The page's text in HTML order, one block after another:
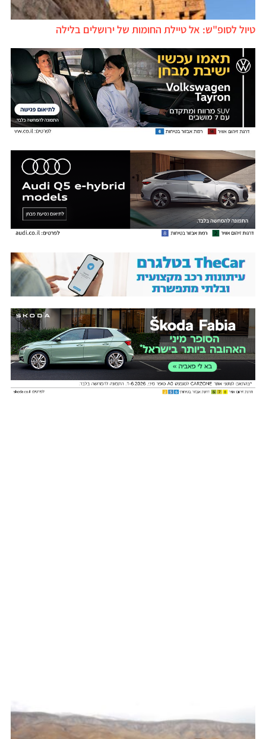
טיול לסופ"ש: אל טיילת החומות של ירושלים בלילה